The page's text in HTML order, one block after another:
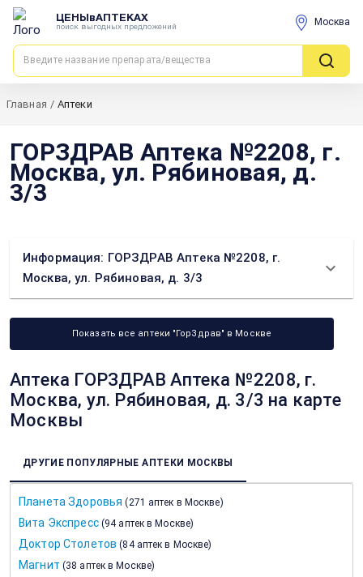
ЦЕНЫвАПТЕКАХ
поиск выгодных предложений Москва
Главная / Аптеки
ГОРЗДРАВ Аптека №2208, г.
Москва, ул. Рябиновая, д.
3/3
Информация: ГОРЗДРАВ Аптека №2208, г.
Москва, ул. Рябиновая, д. 3/3
Показать все аптеки "ГорЗдрав" в Москве
Аптека ГОРЗДРАВ Аптека №2208, г.
Москва, ул. Рябиновая, д. 3/3 на карте
Москвы
ДРУГИЕ ПОПУЛЯРНЫЕ АПТЕКИ МОСКВЫ
Планета Здоровья (271 аптек в Москве)
Вита Экспресс (94 аптек в Москве)
Доктор Столетов (84 аптек в Москве)
Магнит (38 аптек в Москве)